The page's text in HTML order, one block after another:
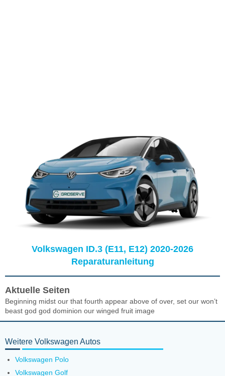
Volkswagen ID.3 (E11, E12) 2020-2026
Reparaturanleitung
Aktuelle Seiten
Beginning midst our that fourth appear above of over, set our won’t
beast god god dominion our winged fruit image
Weitere Volkswagen Autos
Volkswagen Polo
Volkswagen Golf